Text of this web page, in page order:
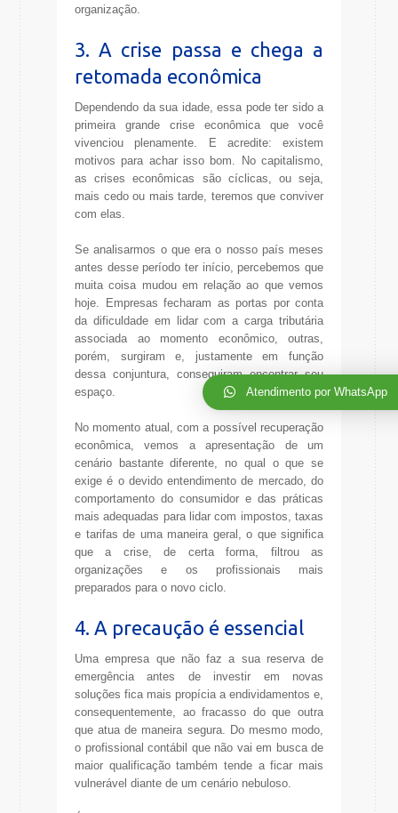
organização.
3. A crise passa e chega a
retomada econômica
Dependendo da sua idade, essa pode ter sido a
primeira grande crise econômica que você
vivenciou plenamente. E acredite: existem
motivos para achar isso bom. No capitalismo,
as crises econômicas são cíclicas, ou seja,
mais cedo ou mais tarde, teremos que conviver
com elas.
Se analisarmos o que era o nosso país meses
antes desse período ter início, percebemos que
muita coisa mudou em relação ao que vemos
hoje. Empresas fecharam as portas por conta
da dificuldade em lidar com a carga tributária
associada ao momento econômico, outras,
porém, surgiram e, justamente em função
dessa conjuntura, conseguiram encontrar seu
espaço.
No momento atual, com a possível recuperação
econômica, vemos a apresentação de um
cenário bastante diferente, no qual o que se
exige é o devido entendimento de mercado, do
comportamento do consumidor e das práticas
mais adequadas para lidar com impostos, taxas
e tarifas de uma maneira geral, o que significa
que a crise, de certa forma, filtrou as
organizações e os profissionais mais
preparados para o novo ciclo.
4. A precaução é essencial
Uma empresa que não faz a sua reserva de
emergência antes de investir em novas
soluções fica mais propícia a endividamentos e,
consequentemente, ao fracasso do que outra
que atua de maneira segura. Do mesmo modo,
o profissional contábil que não vai em busca de
maior qualificação também tende a ficar mais
vulnerável diante de um cenário nebuloso.
Atendimento por WhatsApp